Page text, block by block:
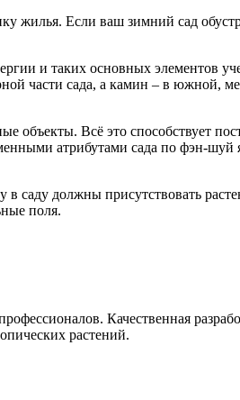
жилья. Если ваш зимний сад
и таких основных элементов
части сада, а камин – в южной,
объекты. Всё это способствует
атрибутами сада по фэн-шуй
саду должны присутствовать
поля.
Качественная
растений.